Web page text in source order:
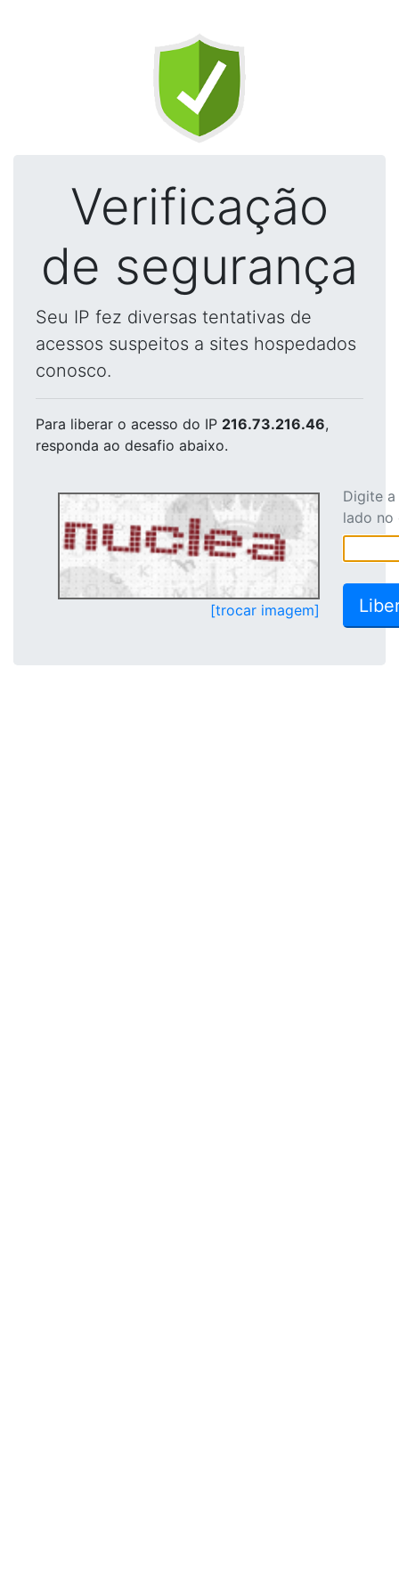
Verificação
de segurança
Seu IP fez diversas tentativas de
acessos suspeitos a sites hospedados
conosco.
Para liberar o acesso do IP 216.73.216.46,
responda ao desafio abaixo.
[trocar imagem]
Digite
lado no